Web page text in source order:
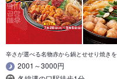
辛さが選べる名物赤から鍋とせせり焼きを
2001～3000円